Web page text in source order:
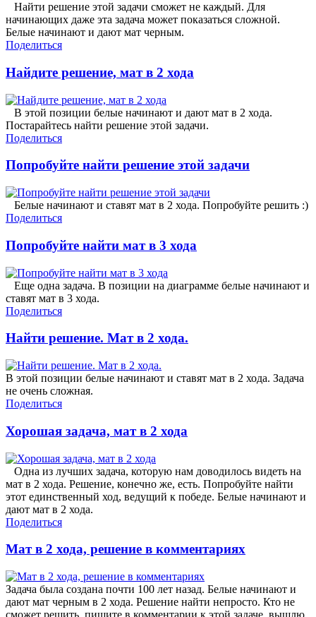
Найти решение этой задачи сможет не каждый. Для
начинающих даже эта задача может показаться сложной.
Белые начинают и дают мат черным.
Поделиться
Найдите решение, мат в 2 хода
В этой позиции белые начинают и дают мат в 2 хода.
Постарайтесь найти решение этой задачи.
Поделиться
Попробуйте найти решение этой задачи
Белые начинают и ставят мат в 2 хода. Попробуйте решить :)
Поделиться
Попробуйте найти мат в 3 хода
Еще одна задача. В позиции на диаграмме белые начинают и
ставят мат в 3 хода.
Поделиться
Найти решение. Мат в 2 хода.
В этой позиции белые начинают и ставят мат в 2 хода. Задача
не очень сложная.
Поделиться
Хорошая задача, мат в 2 хода
Одна из лучших задача, которую нам доводилось видеть на
мат в 2 хода. Решение, конечно же, есть. Попробуйте найти
этот единственный ход, ведущий к победе. Белые начинают и
дают мат в 2 хода.
Поделиться
Мат в 2 хода, решение в комментариях
Задача была создана почти 100 лет назад. Белые начинают и
дают мат черным в 2 хода. Решение найти непросто. Кто не
сможет решить, пишите в комментарии к этой задаче, вышлю